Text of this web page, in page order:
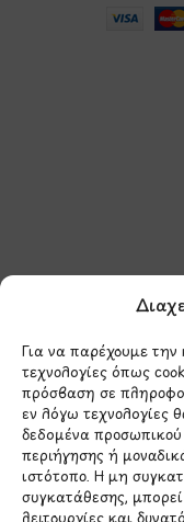
Για να παρέχουμε την
τεχνολογίες όπως
πρόσβαση σε
εν λόγω τεχνολογίες
δεδομένα
περιήγησης ή
ιστότοπο. Η μη
συγκατάθεσης,
λειτουργίες και
Έχω